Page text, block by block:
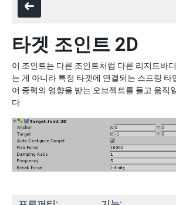
타겟 조인트 2D
이 조인트는 다른 조인트처럼 다른 리지드바
는 게 아니라 특정 타겟에 연결되는 스프링 타
어 중력의 영향을 받는 오브젝트를 들고 움직
다.